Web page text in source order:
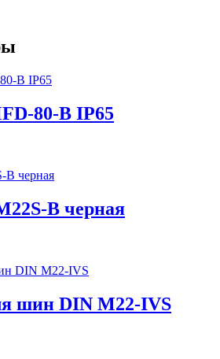
80-B IP65
B черная
шин DIN M22-IVS